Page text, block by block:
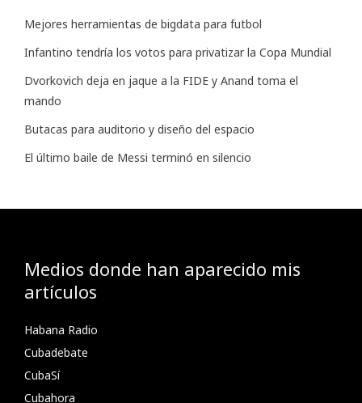
Mejores herramientas de bigdata para futbol
Infantino tendría los votos para privatizar la Copa Mundial
Dvorkovich deja en jaque a la FIDE y Anand toma el
mando
Butacas para auditorio y diseño del espacio
El último baile de Messi terminó en silencio
Medios donde han aparecido mis
artículos
Habana Radio
Cubadebate
CubaSí
Cubahora